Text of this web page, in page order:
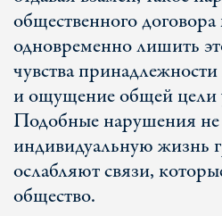
общественного
одновременно лишить
чувства
и ощущение общей цели
Подобные нарушения не
индивидуальную жизнь
ослабляют связи,
общество.